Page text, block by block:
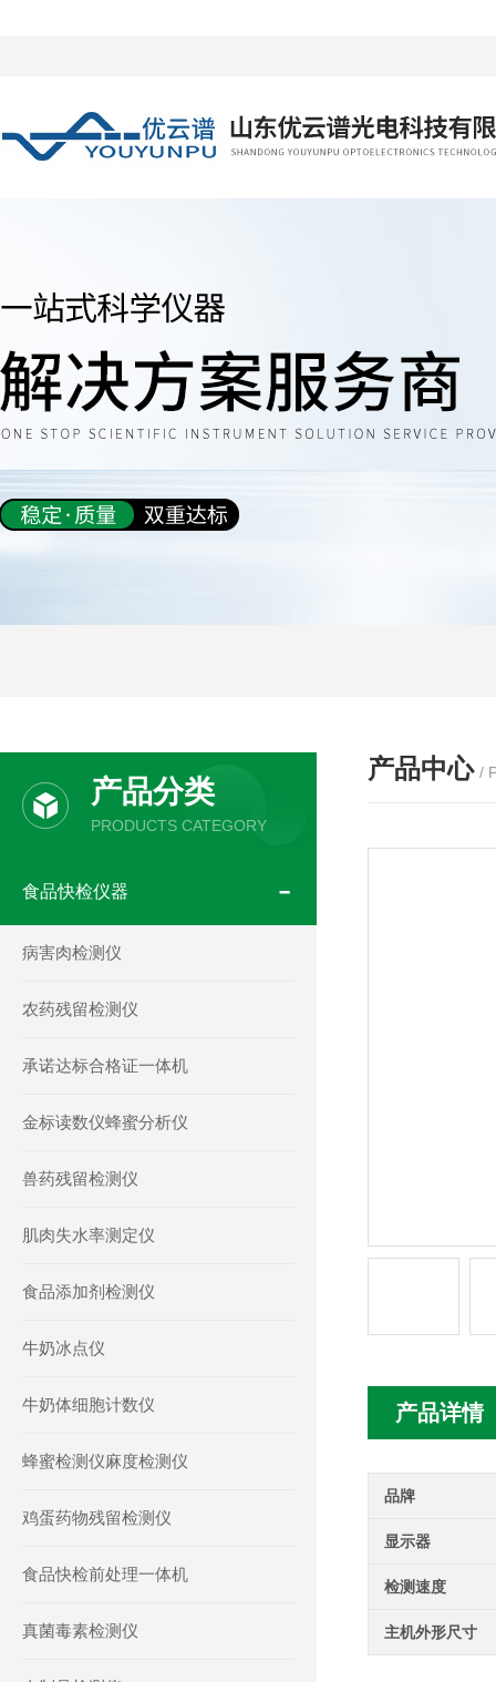
产品中心 /
产品详情
品牌
显示器
检测速度
主机外形尺寸
产品分类
PRODUCTS CATEGORY
食品快检仪器
病害肉检测仪
农药残留检测仪
承诺达标合格证一体机
金标读数仪蜂蜜分析仪
兽药残留检测仪
肌肉失水率测定仪
食品添加剂检测仪
牛奶冰点仪
牛奶体细胞计数仪
蜂蜜检测仪麻度检测仪
鸡蛋药物残留检测仪
食品快检前处理一体机
真菌毒素检测仪